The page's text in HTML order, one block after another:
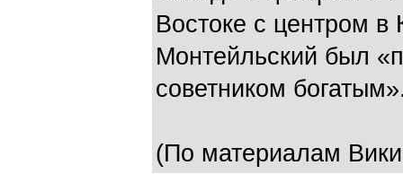
Востоке с центром
Монтейльский был
советником
(По материалам